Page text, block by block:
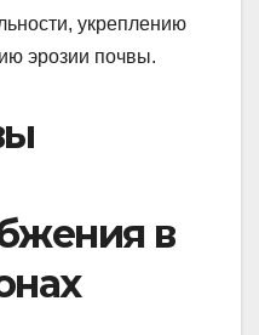
укреплению
эрозии почвы.
в